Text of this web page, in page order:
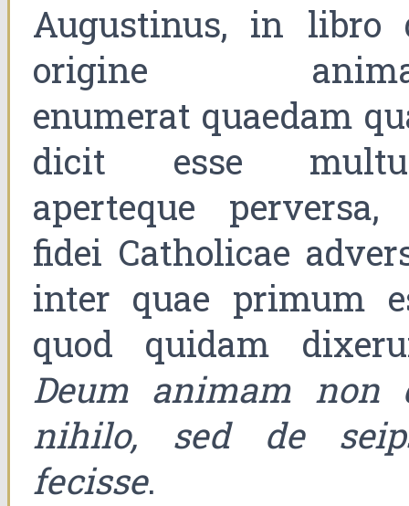
Augustinus, in libro
origine
enumerat quaedam
dicit esse
aperteque perversa,
fidei Catholicae
inter quae primum
quod quidam
Deum animam non
nihilo, sed de
fecisse.